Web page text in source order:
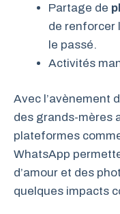
Partage de
de renforcer
le passé.
Activités
Avec l’avènement
des grands-mères
plateformes
WhatsApp
d’amour et des
quelques impacts